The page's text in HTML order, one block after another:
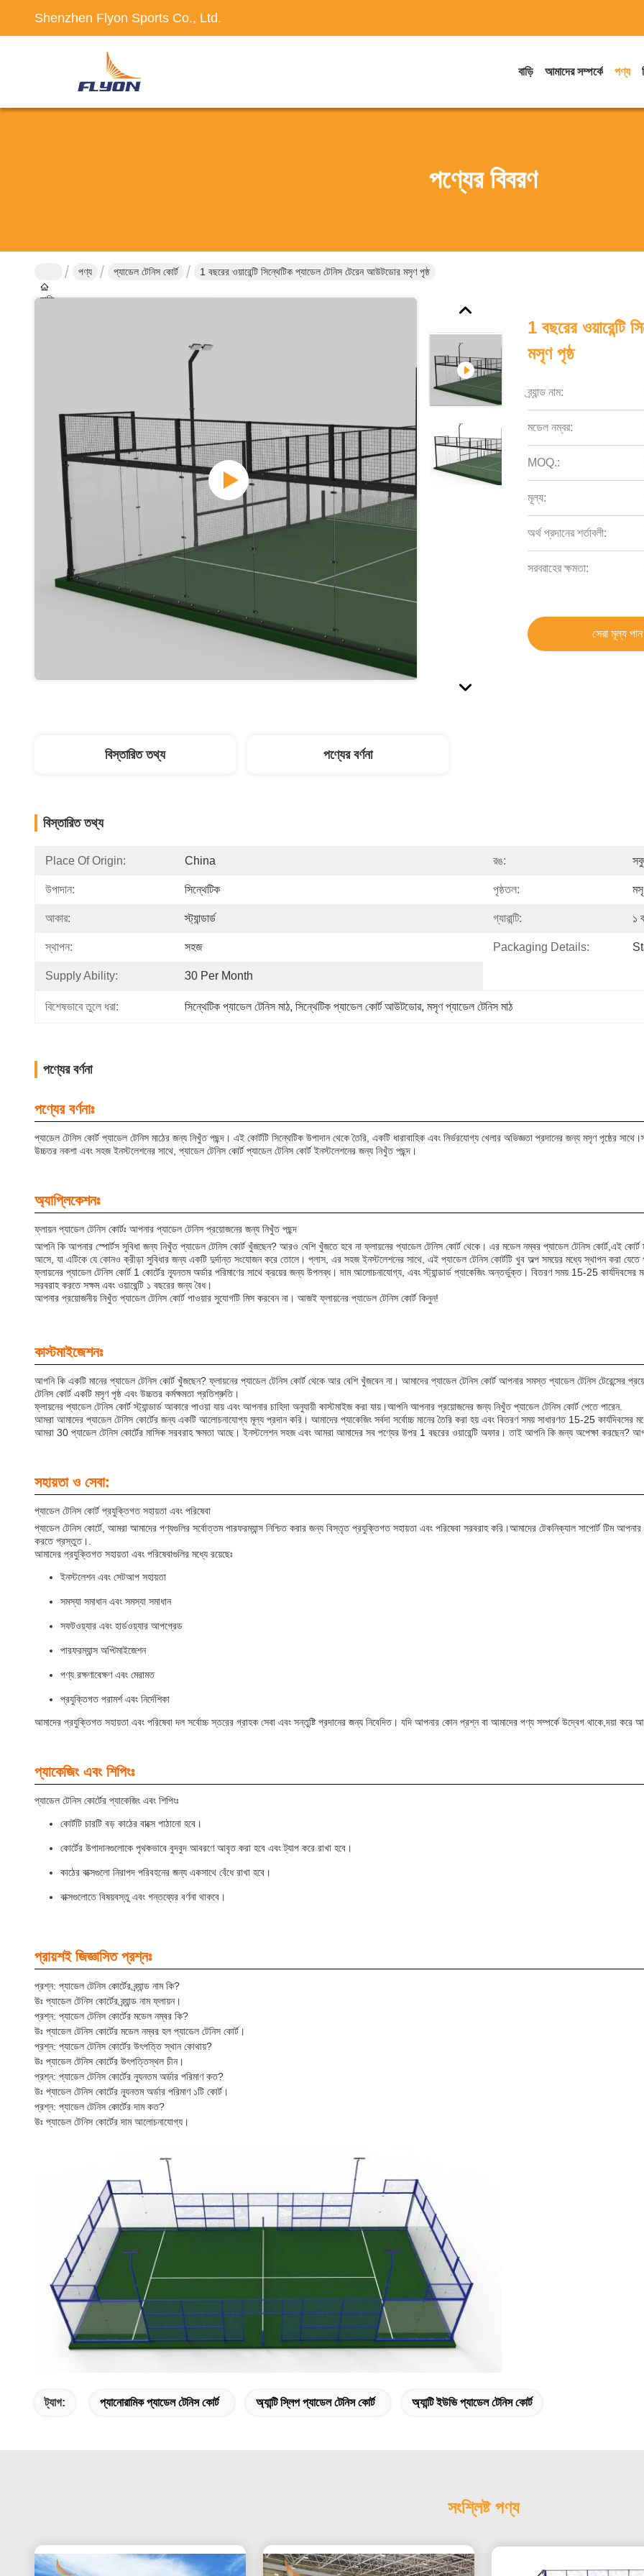
Shenzhen Flyon Sports Co., Ltd.
বাড়ি আমাদের সম্পর্কে পণ্য
পণ্যের বিবরণ
বাড়ি
পণ্য প্যাডেল টেনিস কোর্ট 1 বছরের ওয়ারেন্টি সিন্থেটিক প্যাডেল টেনিস টেরেন আউটডোর মসৃণ পৃষ্ঠ
1 বছরের ওয়ারেন্টি
মসৃণ পৃষ্ঠ
ব্র্যান্ড নাম:
মডেল নম্বর:
MOQ.:
মূল্য:
অর্থ প্রদানের শর্তাবলী:
সরবরাহের ক্ষমতা:
সেরা মূল্য পান
বিস্তারিত তথ্য পণ্যের বর্ণনা
বিস্তারিত তথ্য
Place Of Origin: China রঙ:
উপাদান: সিন্থেটিক পৃষ্ঠতল:
আকার: স্ট্যান্ডার্ড গ্যারান্টি: ১
স্থাপন: সহজ Packaging Details:
Supply Ability: 30 Per Month
বিশেষভাবে তুলে ধরা: সিন্থেটিক প্যাডেল টেনিস মাঠ, সিন্থেটিক প্যাডেল কোর্ট আউটডোর, মসৃণ প্যাডেল টেনিস মাঠ
পণ্যের বর্ণনা
পণ্যের বর্ণনাঃ
প্যাডেল টেনিস কোর্ট প্যাডেল টেনিস মাঠের জন্য নিখুঁত পছন্দ। এই কোর্টটি সিন্থেটিক উপাদান থেকে তৈরি, একটি ধারাবাহিক এবং নির্ভরযোগ্য খেলার অভিজ্ঞতা প্রদানের জন্য মসৃণ পৃষ্ঠের
উচ্চতর নকশা এবং সহজ ইনস্টলেশনের সাথে, প্যাডেল টেনিস কোর্ট প্যাডেল টেনিস কোর্ট ইনস্টলেশনের জন্য নিখুঁত পছন্দ।
অ্যাপ্লিকেশনঃ
ফ্লায়ন প্যাডেল টেনিস কোর্টঃ আপনার প্যাডেল টেনিস প্রয়োজনের জন্য নিখুঁত পছন্দ
আপনি কি আপনার স্পোর্টস সুবিধা জন্য নিখুঁত প্যাডেল টেনিস কোর্ট খুঁজছেন? আরও বেশি খুঁজতে হবে না ফ্লায়নের প্যাডেল টেনিস কোর্ট থেকে। এর মডেল নম্বর প্যাডেল টেনিস কোর্ট,এই কোর্ট
আসে, যা এটিকে যে কোনও ক্রীড়া সুবিধার জন্য একটি দুর্দান্ত সংযোজন করে তোলে। প্লাস, এর সহজ ইনস্টলেশনের সাথে, এই প্যাডেল টেনিস কোর্টটি খুব অল্প সময়ের মধ্যে স্থাপন করা যেতে
ফ্লায়নের প্যাডেল টেনিস কোর্ট 1 কোর্টের ন্যূনতম অর্ডার পরিমাণের সাথে ক্রয়ের জন্য উপলব্ধ। দাম আলোচনাযোগ্য, এবং স্ট্যান্ডার্ড প্যাকেজিং অন্তর্ভুক্ত। বিতরণ সময় 15-25 কার্যদিবসের
সরবরাহ করতে সক্ষম এবং ওয়ারেন্টি ১ বছরের জন্য বৈধ।
আপনার প্রয়োজনীয় নিখুঁত প্যাডেল টেনিস কোর্ট পাওয়ার সুযোগটি মিস করবেন না। আজই ফ্লায়নের প্যাডেল টেনিস কোর্ট কিনুন!
কাস্টমাইজেশনঃ
আপনি কি একটি মানের প্যাডেল টেনিস কোর্ট খুঁজছেন? ফ্লায়নের প্যাডেল টেনিস কোর্ট থেকে আর বেশি খুঁজবেন না। আমাদের প্যাডেল টেনিস কোর্ট আপনার সমস্ত প্যাডেল টেনিস টেরেন্সের
টেনিস কোর্ট একটি মসৃণ পৃষ্ঠ এবং উচ্চতর কর্মক্ষমতা প্রতিশ্রুতি।
ফ্লায়নের প্যাডেল টেনিস কোর্ট স্ট্যান্ডার্ড আকারে পাওয়া যায় এবং আপনার চাহিদা অনুযায়ী কাস্টমাইজ করা যায়।আপনি আপনার প্রয়োজনের জন্য নিখুঁত প্যাডেল টেনিস কোর্ট পেতে পারেন.
আমরা আমাদের প্যাডেল টেনিস কোর্টের জন্য একটি আলোচনাযোগ্য মূল্য প্রদান করি। আমাদের প্যাকেজিং সর্বদা সর্বোচ্চ মানের তৈরি করা হয় এবং বিতরণ সময় সাধারণত 15-25 কার্যদিবসের
আমরা 30 প্যাডেল টেনিস কোর্টের মাসিক সরবরাহ ক্ষমতা আছে। ইনস্টলেশন সহজ এবং আমরা আমাদের সব পণ্যের উপর 1 বছরের ওয়ারেন্টি অফার। তাই আপনি কি জন্য অপেক্ষা করছেন?
সহায়তা ও সেবা:
প্যাডেল টেনিস কোর্ট প্রযুক্তিগত সহায়তা এবং পরিষেবা
প্যাডেল টেনিস কোর্টে, আমরা আমাদের পণ্যগুলির সর্বোত্তম পারফরম্যান্স নিশ্চিত করার জন্য বিস্তৃত প্রযুক্তিগত সহায়তা এবং পরিষেবা সরবরাহ করি।আমাদের টেকনিক্যাল সাপোর্ট টিম
করতে প্রস্তুত।.
আমাদের প্রযুক্তিগত সহায়তা এবং পরিষেবাগুলির মধ্যে রয়েছেঃ
ইনস্টলেশন এবং সেটআপ সহায়তা
সমস্যা সমাধান এবং সমস্যা সমাধান
সফটওয়্যার এবং হার্ডওয়্যার আপগ্রেড
পারফরম্যান্স অপ্টিমাইজেশন
পণ্য রক্ষণাবেক্ষণ এবং মেরামত
প্রযুক্তিগত পরামর্শ এবং নির্দেশিকা
আমাদের প্রযুক্তিগত সহায়তা এবং পরিষেবা দল সর্বোচ্চ স্তরের গ্রাহক সেবা এবং সন্তুষ্টি প্রদানের জন্য নিবেদিত। যদি আপনার কোন প্রশ্ন বা আমাদের পণ্য সম্পর্কে উদ্বেগ থাকে,দয়া করে
প্যাকেজিং এবং শিপিংঃ
প্যাডেল টেনিস কোর্টের প্যাকেজিং এবং শিপিংঃ
কোর্টটি চারটি বড় কাঠের বাক্সে পাঠানো হবে।
কোর্টের উপাদানগুলোকে পৃথকভাবে বুদবুদ আবরণে আবৃত করা হবে এবং ট্যাপ করে রাখা হবে।
কাঠের বাক্সগুলো নিরাপদ পরিবহনের জন্য একসাথে বেঁধে রাখা হবে।
বাক্সগুলোতে বিষয়বস্তু এবং গন্তব্যের বর্ণনা থাকবে।
প্রায়শই জিজ্ঞাসিত প্রশ্নঃ
প্রশ্ন: প্যাডেল টেনিস কোর্টের ব্র্যান্ড নাম কি?
উঃ প্যাডেল টেনিস কোর্টের ব্র্যান্ড নাম ফ্লায়ন।
প্রশ্ন: প্যাডেল টেনিস কোর্টের মডেল নম্বর কি?
উঃ প্যাডেল টেনিস কোর্টের মডেল নম্বর হল প্যাডেল টেনিস কোর্ট।
প্রশ্ন: প্যাডেল টেনিস কোর্টের উৎপত্তি স্থান কোথায়?
উঃ প্যাডেল টেনিস কোর্টের উৎপত্তিস্থল চীন।
প্রশ্ন: প্যাডেল টেনিস কোর্টের ন্যূনতম অর্ডার পরিমাণ কত?
উঃ প্যাডেল টেনিস কোর্টের ন্যূনতম অর্ডার পরিমাণ ১টি কোর্ট।
প্রশ্ন: প্যাডেল টেনিস কোর্টের দাম কত?
উঃ প্যাডেল টেনিস কোর্টের দাম আলোচনাযোগ্য।
ট্যাগ: প্যানোরামিক প্যাডেল টেনিস কোর্ট অ্যান্টি স্লিপ প্যাডেল টেনিস কোর্ট অ্যান্টি ইউভি প্যাডেল টেনিস কোর্ট
সংশ্লিষ্ট পণ্য